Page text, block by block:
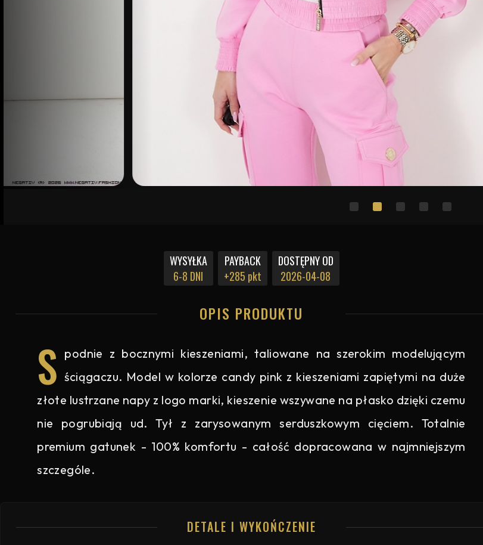
WYSYŁKA
6-8 DNI
PAYBACK
+285 pkt
DOSTĘPNY OD
2026-04-08
OPIS PRODUKTU
S podnie z bocznymi kieszeniami, taliowane na szerokim modelującym
ściągaczu. Model w kolorze candy pink z kieszeniami zapiętymi na duże
złote lustrzane napy z logo marki, kieszenie wszywane na płasko dzięki czemu
nie pogrubiają ud. Tył z zarysowanym serduszkowym cięciem. Totalnie
premium gatunek - 100% komfortu - całość dopracowana w najmniejszym
szczególe.
DETALE I WYKOŃCZENIE